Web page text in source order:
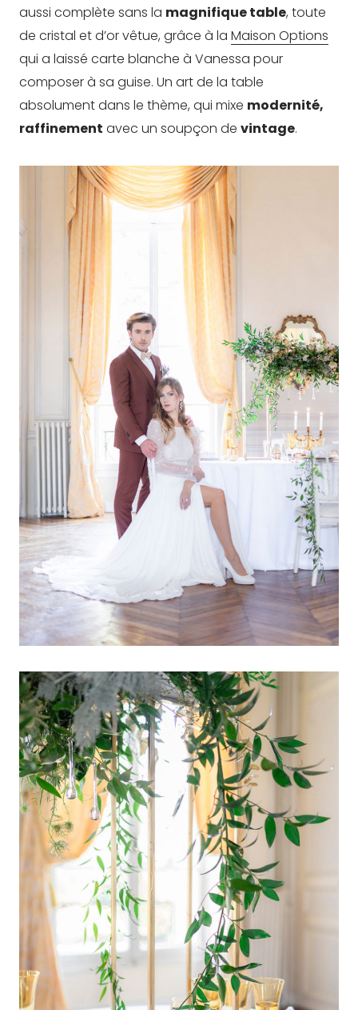
aussi complète sans la magnifique table, toute
de cristal et d’or vêtue, grâce à la Maison Options
qui a laissé carte blanche à Vanessa pour
composer à sa guise. Un art de la table
absolument dans le thème, qui mixe modernité,
raffinement avec un soupçon de vintage.